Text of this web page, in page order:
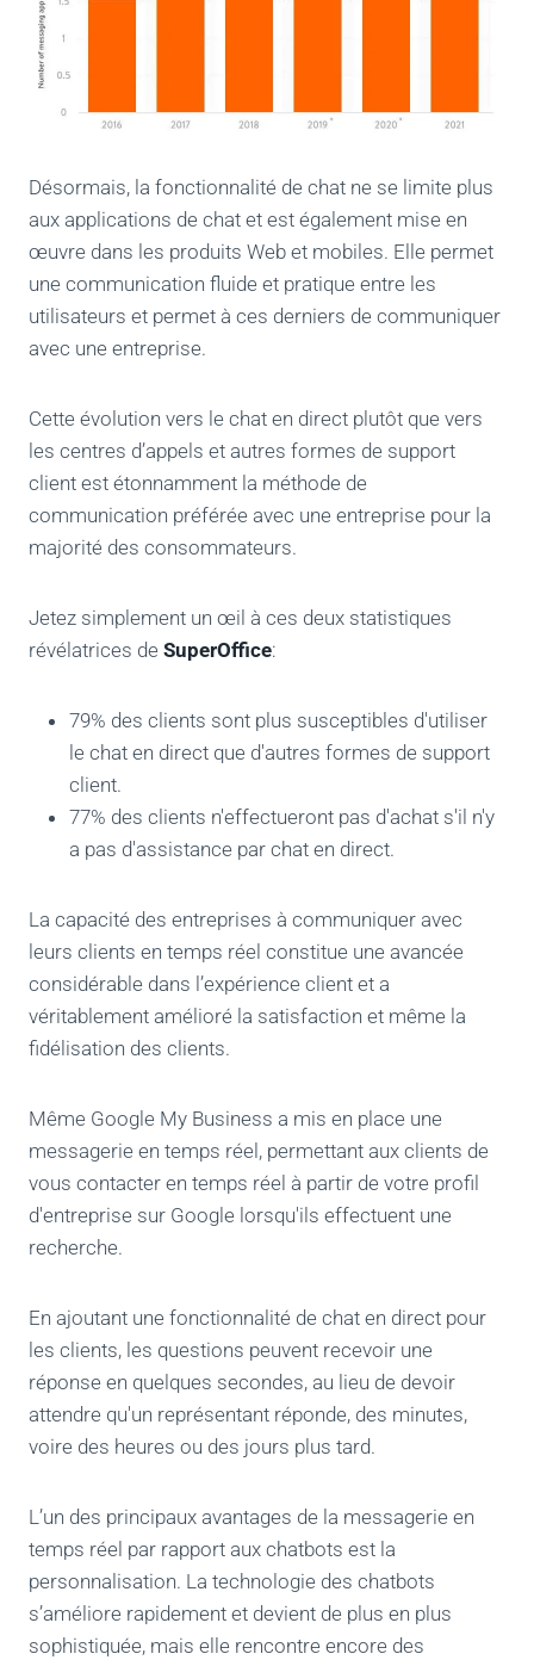
Désormais, la fonctionnalité de chat ne se limite plus
aux applications de chat et est également mise en
œuvre dans les produits Web et mobiles. Elle permet
une communication fluide et pratique entre les
utilisateurs et permet à ces derniers de communiquer
avec une entreprise.
Cette évolution vers le chat en direct plutôt que vers
les centres d’appels et autres formes de support
client est étonnamment la méthode de
communication préférée avec une entreprise pour la
majorité des consommateurs.
Jetez simplement un œil à ces deux statistiques
révélatrices de SuperOffice:
79% des clients sont plus susceptibles d'utiliser
le chat en direct que d'autres formes de support
client.
77% des clients n'effectueront pas d'achat s'il n'y
a pas d'assistance par chat en direct.
La capacité des entreprises à communiquer avec
leurs clients en temps réel constitue une avancée
considérable dans l’expérience client et a
véritablement amélioré la satisfaction et même la
fidélisation des clients.
Même Google My Business a mis en place une
messagerie en temps réel, permettant aux clients de
vous contacter en temps réel à partir de votre profil
d'entreprise sur Google lorsqu'ils effectuent une
recherche.
En ajoutant une fonctionnalité de chat en direct pour
les clients, les questions peuvent recevoir une
réponse en quelques secondes, au lieu de devoir
attendre qu'un représentant réponde, des minutes,
voire des heures ou des jours plus tard.
L’un des principaux avantages de la messagerie en
temps réel par rapport aux chatbots est la
personnalisation. La technologie des chatbots
s’améliore rapidement et devient de plus en plus
sophistiquée, mais elle rencontre encore des